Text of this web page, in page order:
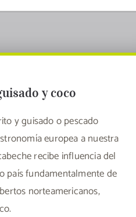
y coco
y guisado o pescado
europea a nuestra
recibe influencia del
país fundamentalmente de
norteamericanos,